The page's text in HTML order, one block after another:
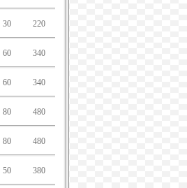
30 220
60 340
60 340
80 480
80 480
50 380